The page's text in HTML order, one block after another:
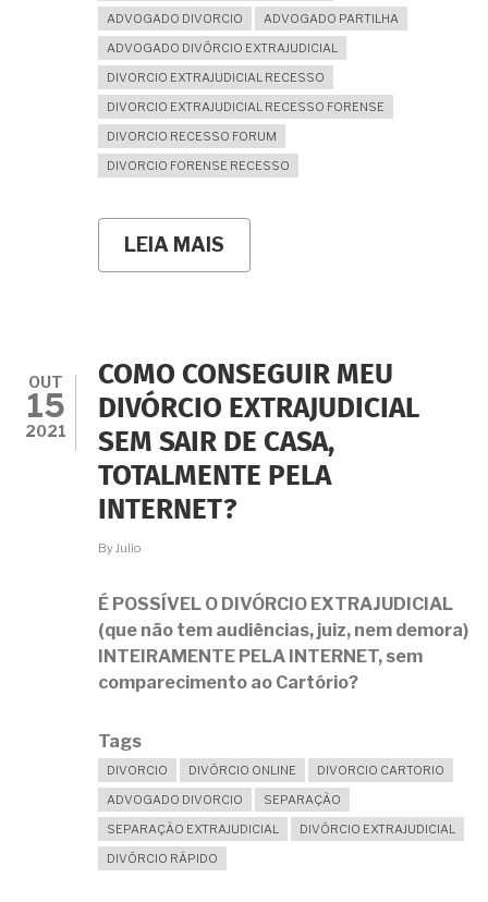
ADVOGADO DIVORCIO
ADVOGADO PARTILHA
ADVOGADO DIVÓRCIO EXTRAJUDICIAL
DIVORCIO EXTRAJUDICIAL RECESSO
DIVORCIO EXTRAJUDICIAL RECESSO FORENSE
DIVORCIO RECESSO FORUM
DIVORCIO FORENSE RECESSO
LEIA MAIS
PRECISO
JUSTIÇA
ESTÁ
PARADA
POR
CAUSA
DO
RECESSO
FORENSE.
E
OUT
15
2021
COMO CONSEGUIR MEU
DIVÓRCIO EXTRAJUDICIAL
SEM SAIR DE CASA,
TOTALMENTE PELA
INTERNET?
ByJulio
É POSSÍVEL O DIVÓRCIO EXTRAJUDICIAL
(que não tem audiências, juiz, nem demora)
INTEIRAMENTE PELA INTERNET, sem
comparecimento ao Cartório?
Tags
DIVORCIO DIVÓRCIO ONLINE
DIVORCIO CARTORIO
ADVOGADO DIVORCIO
SEPARAÇÃO
SEPARAÇÃO EXTRAJUDICIAL
DIVÓRCIO EXTRAJUDICIAL
DIVÓRCIO RÁPIDO